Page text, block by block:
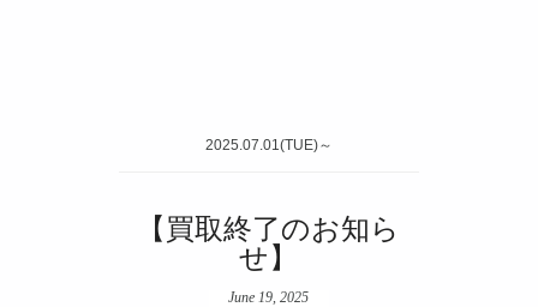
2025.07.01(TUE)～
【買取終了のお知ら
せ】
June 19, 2025